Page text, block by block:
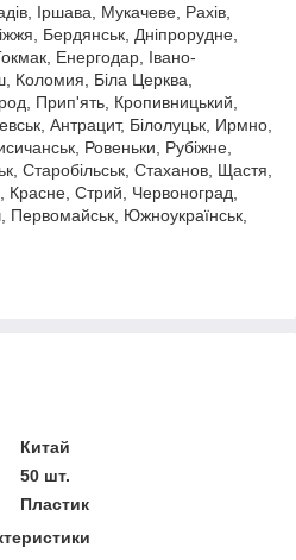
Іршава, Мукачеве, Рахів,
Бердянськ, Дніпрорудне,
Енергодар, Івано-
Коломия, Біла Церква,
Прип'ять, Кропивницький,
Антрацит, Білолуцьк, Ирмно,
Ровеньки, Рубіжне,
Старобільськ, Стаханов, Щастя,
Красне, Стрий, Червоноград,
Первомайськ, Южноукраїнськ,
Китай
50 шт.
Пластик